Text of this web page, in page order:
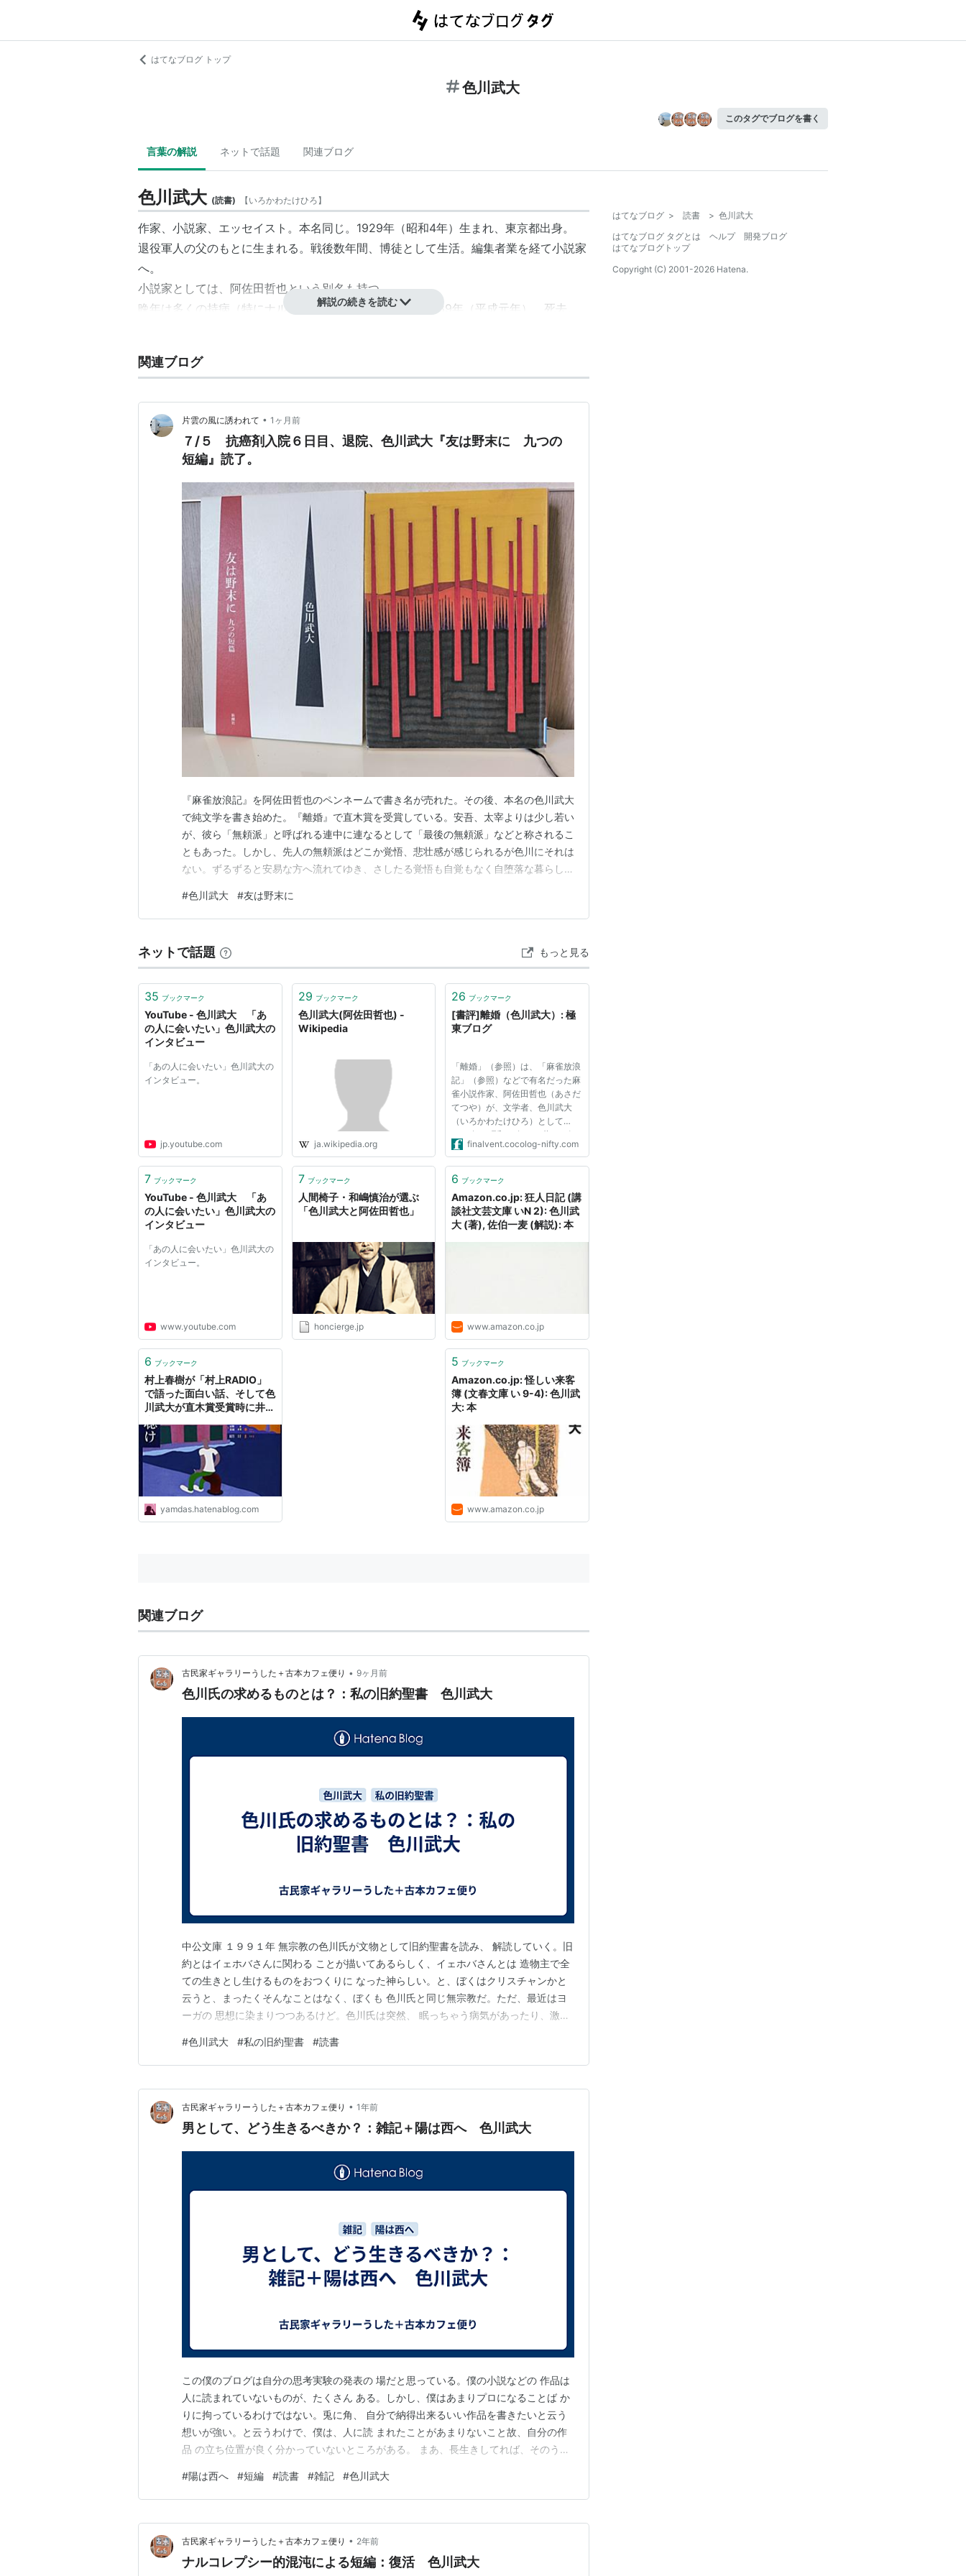
はてなブログ トップ
色川武大
このタグでブログを書く
言葉の解説 ネットで話題 関連ブログ
色川武大 (読書) 【いろかわたけひろ】
作家、小説家、エッセイスト。本名同じ。 1929年 （昭和4年）生まれ、東京都出身。
退役軍人の父のもとに生まれる。戦後数年間、博徒として生活。編集者業を経て小説家
へ。
小説家としては、 阿佐田哲也という別名も持つ。
晩年は多くの持病（特にナルコレプシー）に苦しんだ。
1989年 （平成元年）、死去。
黒い布（1961年・中央公論新人賞）
怪しい来客簿（1977年・泉鏡花文学賞
離婚（1978年・直木賞（直木三十五賞））
百（1982年・川端康成文学賞）
狂人日記（1989年・読売文学賞）
私小説的な色合いの濃い純文学が主。
他、「うらおもて人生録」「私の旧約聖書」など、エッセイ集もいくつか発表してい
amazon:色川武大
解説の続きを読む
関連ブログ
片雲の風に誘われて • 1ヶ月前
７/５ 抗癌剤入院６日目、退院、色川武大『友は野末に 九つの
短編』読了。
『麻雀放浪記』を阿佐田哲也のペンネームで書き名が売れた。その後、本名の色川武大
で純文学を書き始めた。『離婚』で直木賞を受賞している。安吾、太宰よりは少し若い
が、彼ら「無頼派」と呼ばれる連中に連なるとして「最後の無頼派」などと称されるこ
ともあった。しかし、先人の無頼派はどこか覚悟、悲壮感が感じられるが色川にそれは
ない。ずるずると安易な方へ流れてゆき、さしたる覚悟も自覚もなく自堕落な暮らしに
ものを拒まず受け入れる人間性があるのだろう。伊集院静が晩年の色川の競輪旅に着い
て回ったのもそれだろう。 本作は作者20歳前後の頃交渉…
#色川武大 #友は野末に
ネットで話題 もっと見る
35 ブックマーク
YouTube - 色川武大 「あ
の人に会いたい」色川武大の
インタビュー
「あの人に会いたい」色川武大の
インタビュー。
jp.youtube.com
29 ブックマーク
色川武大(阿佐田哲也) -
Wikipedia
ja.wikipedia.org
26 ブックマーク
[書評]離婚（色川武大）: 極
東ブログ
「離婚」（参照）は、「麻雀放浪
記」（参照）などで有名だった麻
雀小説作家、阿佐田哲也（あさだ
てつや）が、文学者、色川武大
（いろかわたけひろ）として
1978年（昭和53年）に著した短
編で、同年に第79回直木賞を受賞
の関連三作を併せている。私とし
性質...
finalvent.cocolog-nifty.com
7 ブックマーク
YouTube - 色川武大 「あ
の人に会いたい」色川武大の
インタビュー
「あの人に会いたい」色川武大の
インタビュー。
www.youtube.com
7 ブックマーク
人間椅子・和嶋慎治が選ぶ
「色川武大と阿佐田哲也」
honcierge.jp
6 ブックマーク
Amazon.co.jp: 狂人日記 (講
談社文芸文庫 いN 2): 色川武
大 (著), 佐伯一麦 (解説): 本
www.amazon.co.jp
6 ブックマーク
村上春樹が「村上RADIO」
で語った面白い話、そして色
川武大が直木賞受賞時に井上
YAMDAS現更新履歴
yamdas.hatenablog.com
5 ブックマーク
Amazon.co.jp: 怪しい来客
簿 (文春文庫 い 9-4): 色川武
大: 本
www.amazon.co.jp
関連ブログ
古民家ギャラリーうした＋古本カフェ便り • 9ヶ月前
色川氏の求めるものとは？：私の旧約聖書 色川武大
中公文庫 １９９１年 無宗教の色川氏が文物として旧約聖書を読み、 解読していく。旧
約とはイェホバさんに関わる ことが描いてあるらしく、イェホバさんとは 造物主で全
ての生きとし生けるものをおつくりに なった神らしい。と、ぼくはクリスチャンかと
云うと、まったくそんなことはなく、ぼくも 色川氏と同じ無宗教だ。ただ、最近はヨ
ーガの 思想に染まりつつあるけど。色川氏は突然、 眠っちゃう病気があったり、激し
でいくのが必定となっていく ようであり、ぼくもヨーガに行くのは、定めら れていた
ように思う。あなたをつくったのは、 造物…
#色川武大 #私の旧約聖書 #読書
古民家ギャラリーうした＋古本カフェ便り • 1年前
男として、どう生きるべきか？：雑記＋陽は西へ 色川武大
この僕のブログは自分の思考実験の発表の 場だと思っている。僕の小説などの 作品は
人に読まれていないものが、たくさん ある。しかし、僕はあまりプロになることば か
りに拘っているわけではない。兎に角、 自分で納得出来るいい作品を書きたいと云う
想いが強い。と云うわけで、僕は、人に読 まれたことがあまりないこと故、自分の作
品 の立ち位置が良く分かっていないところがある。 まあ、長生きしてれば、そのうち
は、カッコいい、とはどういう ことだろう、と云うことだ。答えは、多分、スマ ート
な気の遣えるおとなの男になる、と云う ことだ…
#陽は西へ #短編 #読書 #雑記 #色川武大
古民家ギャラリーうした＋古本カフェ便り • 2年前
ナルコレプシー的混沌による短編：復活 色川武大
はてなブログ > 読書 > 色川武大
はてなブログ タグとは
ヘルプ
開発ブログ
はてなブログトップ
Copyright (C) 2001-2026 Hatena.